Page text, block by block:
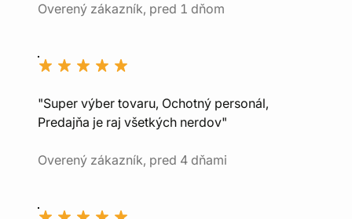
Overený zákazník, pred 1 dňom
"Super výber tovaru, Ochotný personál,
Predajňa je raj všetkých nerdov"
Overený zákazník, pred 4 dňami